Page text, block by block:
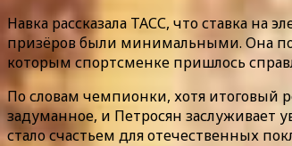
Навка рассказала ТАСС, что ставка на
призёров были минимальными. Она
которым спортсменке пришлось
По словам чемпионки, хотя итоговый
задуманное, и Петросян заслуживает
стало счастьем для отечественных